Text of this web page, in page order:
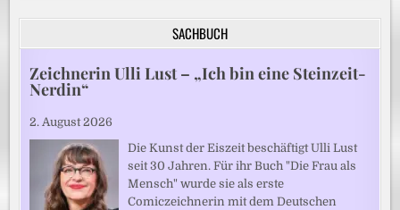
SACHBUCH
Zeichnerin Ulli Lust – „Ich bin eine Steinzeit-
Nerdin“
2. August 2026
Die Kunst der Eiszeit beschäftigt Ulli Lust
seit 30 Jahren. Für ihr Buch "Die Frau als
Mensch" wurde sie als erste
Comiczeichnerin mit dem Deutschen